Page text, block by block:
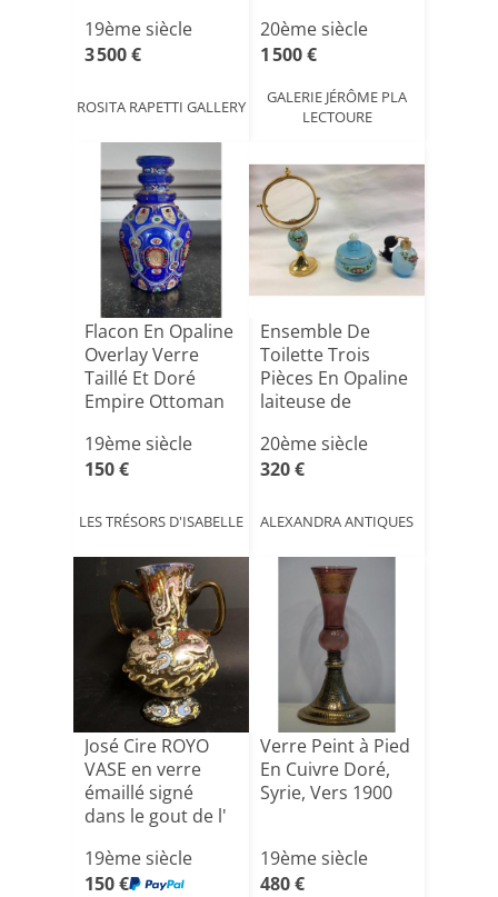
19ème siècle
3 500 €
ROSITA RAPETTI GALLERY
20ème siècle
1 500 €
GALERIE JÉRÔME PLA
LECTOURE
Flacon En Opaline
Overlay Verre
Taillé Et Doré
Empire Ottoman
19ème siècle
150 €
LES TRÉSORS D'ISABELLE
Ensemble De
Toilette Trois
Pièces En Opaline
laiteuse de
20ème siècle
320 €
ALEXANDRA ANTIQUES
José Cire ROYO
VASE en verre
émaillé signé
dans le gout de l'
19ème siècle
150 €
Verre Peint à Pied
En Cuivre Doré,
Syrie, Vers 1900
19ème siècle
480 €